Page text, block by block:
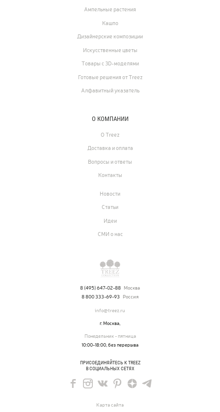
Ампельные растения
Кашпо
Дизайнерские композиции
Искусственные цветы
Товары с 3D-моделями
Готовые решения от Treez
Алфавитный указатель
О КОМПАНИИ
О Treez
Доставка и оплата
Вопросы и ответы
Контакты
Новости
Статьи
Идеи
СМИ о нас
8 (495) 647-02-88 Москва
8 800 333-69-93
Россия
info@treez.ru
г. Москва,
Понедельник - пятница
10:00-18:00, без перерыва
ПРИСОЕДИНЯЙТЕСЬ К TREEZ
В СОЦИАЛЬНЫХ СЕТЯХ
Карта сайта